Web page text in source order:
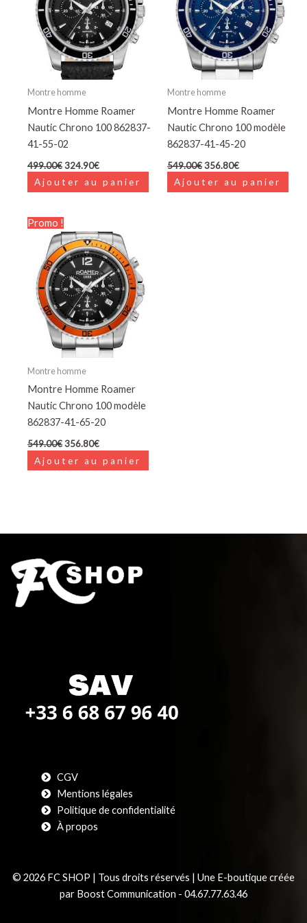
Montre homme
Montre Homme Roamer
Nautic Chrono 100 862837-
41-55-02
499.00€324.90€
Ajouter au panier
Montre homme
Montre Homme Roamer
Nautic Chrono 100 modèle
862837-41-45-20
549.00€356.80€
Ajouter au panier
Promo !
Montre homme
Montre Homme Roamer
Nautic Chrono 100 modèle
862837-41-65-20
549.00€
prix
initial
était :
549.00€.
356.80€
prix
actuel
est :
356.80€.
Ajouter au panier
CGV
Mentions légales
Politique de confidentialité
À propos
© 2026 FC SHOP | Tous droits réservés | Une E-boutique créée
par Boost Communication - 04.67.77.63.46